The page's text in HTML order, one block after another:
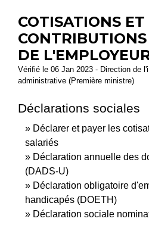
COTISATIONS ET
DE
Vérifié le 06 Jan 2023 - Direction de
administrative (Première ministre)
Déclarations sociales
Déclarer et payer les
salariés
Déclaration annuelle des
(DADS-U)
Déclaration obligatoire
handicapés (DOETH)
Déclaration sociale